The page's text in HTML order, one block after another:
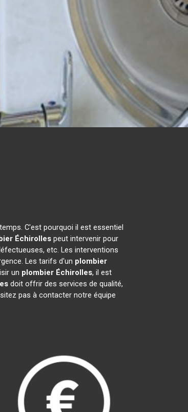
C'est pourquoi il est essentiel
Échirolles peut intervenir pour
etc. Les interventions
Les tarifs d'un plombier
un plombier Échirolles, il est
doit offrir des services de qualité,
pas à contacter notre équipe